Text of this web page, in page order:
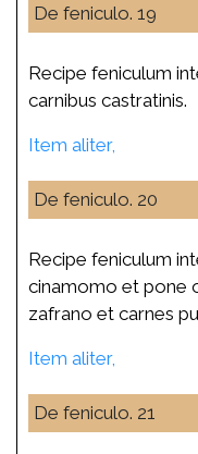
De feniculo. 19
Recipe feniculum
carnibus castratinis.
Item aliter,
De feniculo. 20
Recipe feniculum
cinamomo et pone
zafrano et carnes
Item aliter,
De feniculo. 21